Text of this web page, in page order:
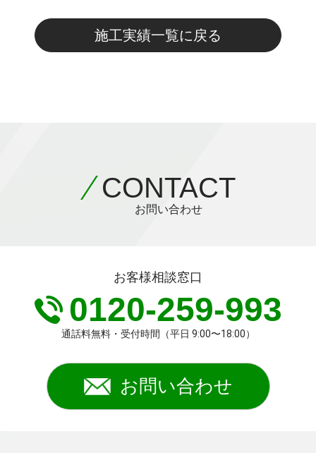
施工実績一覧に戻る
CONTACT
お問い合わせ
お客様相談窓口
0120-259-993
通話料無料・受付時間（平日 9:00〜18:00）
お問い合わせ